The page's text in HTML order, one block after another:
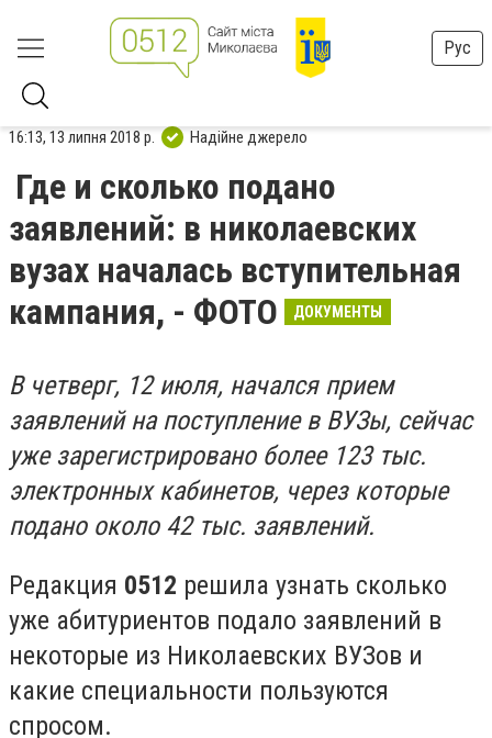
Рус
16:13, 13 липня 2018 р. Надійне джерело
Где и сколько подано
заявлений: в николаевских
вузах началась вступительная
кампания, - ФОТО
ДОКУМЕНТЫ
В четверг, 12 июля, начался прием
заявлений на поступление в ВУЗы, сейчас
уже зарегистрировано более 123 тыс.
электронных кабинетов, через которые
подано около 42 тыс. заявлений.
Редакция 0512 решила узнать сколько
уже абитуриентов подало заявлений в
некоторые из Николаевских ВУЗов и
какие специальности пользуются
спросом.